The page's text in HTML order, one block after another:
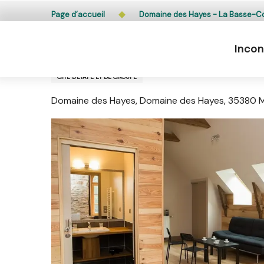
au
L’accès du public aux bois, massifs forestiers et
Page d’accueil Domaine des Hayes - La Basse-
Domaine des Hayes - La
GÎTE D'ÉTAPE ET DE GROUPE
Domaine des Hayes, Domaine des Hayes, 35380